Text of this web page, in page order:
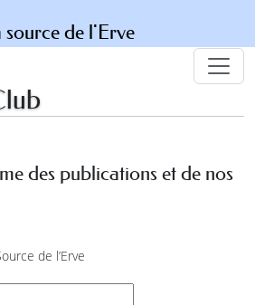
source de l'Erve
des publications et de nos
de l’Erve